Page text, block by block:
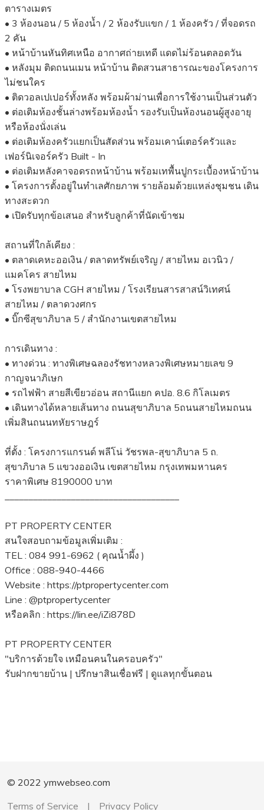
ตารางเมตร
• 3 ห้องนอน / 5 ห้องน้ำ / 2 ห้องรับแขก / 1 ห้องครัว / ที่จอดรถ
2 คัน
• หน้าบ้านหันทิศเหนือ อากาศถ่ายเทดี แดดไม่ร้อนตลอดวัน
• หลังมุม ติดถนนเมน หน้าบ้าน ติดสวนสาธารณะของโครงการ
ไม่ชนใคร
• ติดวอลเปเปอร์ทั้งหลัง พร้อมผ้าม่านเพื่อการใช้งานเป็นส่วนตัว
• ต่อเติมห้องชั้นล่างพร้อมห้องน้ำ รองรับเป็นห้องนอนผู้สูงอายุ
หรือห้องนั่งเล่น
• ต่อเติมห้องครัวแยกเป็นสัดส่วน พร้อมเคาน์เตอร์ครัวและ
เฟอร์นิเจอร์ครัว Built - In
• ต่อเติมหลังคาจอดรถหน้าบ้าน พร้อมเทพื้นปูกระเบื้องหน้าบ้าน
• โครงการตั้งอยู่ในทำเลศักยภาพ รายล้อมด้วยแหล่งชุมชน เดิน
ทางสะดวก
• เปิดรับทุกข้อเสนอ สำหรับลูกค้าที่นัดเข้าชม
สถานที่ใกล้เคียง :
• ตลาดเคหะออเงิน / ตลาดทรัพย์เจริญ / สายไหม อเวนิว /
แมคโคร สายไหม
• โรงพยาบาล CGH สายไหม / โรงเรียนสารสาสน์วิเทศน์
สายไหม / ตลาดวงศกร
• บิ๊กซีสุขาภิบาล 5 / สำนักงานเขตสายไหม
การเดินทาง :
• ทางด่วน : ทางพิเศษฉลองรัชทางหลวงพิเศษหมายเลข 9
กาญจนาภิเษก
• รถไฟฟ้า สายสีเขียวอ่อน สถานีแยก คปอ. 8.6 กิโลเมตร
• เดินทางได้หลายเส้นทาง ถนนสุขาภิบาล 5ถนนสายไหมถนน
เพิ่มสินถนนทหัยราษฎร์
ที่ตั้ง : โครงการแกรนด์ พลีโน่ วัชรพล-สุขาภิบาล 5 ถ.
สุขาภิบาล 5 แขวงออเงิน เขตสายไหม กรุงเทพมหานคร
ราคาพิเศษ 8190000 บาท
PT PROPERTY CENTER
สนใจสอบถามข้อมูลเพิ่มเติม :
TEL : 084 991-6962 ( คุณน้ำผึ้ง )
Office : 088-940-4466
Website : https://ptpropertycenter.com
Line : @ptpropertycenter
หรือคลิก : https://lin.ee/iZi878D
PT PROPERTY CENTER
"บริการด้วยใจ เหมือนคนในครอบครัว"
รับฝากขายบ้าน | ปรึกษาสินเชื่อฟรี | ดูแลทุกขั้นตอน
© 2022 ymwebseo.com
Terms of Service
| Privacy Policy